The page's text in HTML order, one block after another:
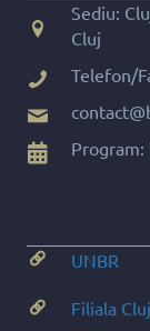
Sediu:
Cluj
Telefon/
UNBR
Filiala